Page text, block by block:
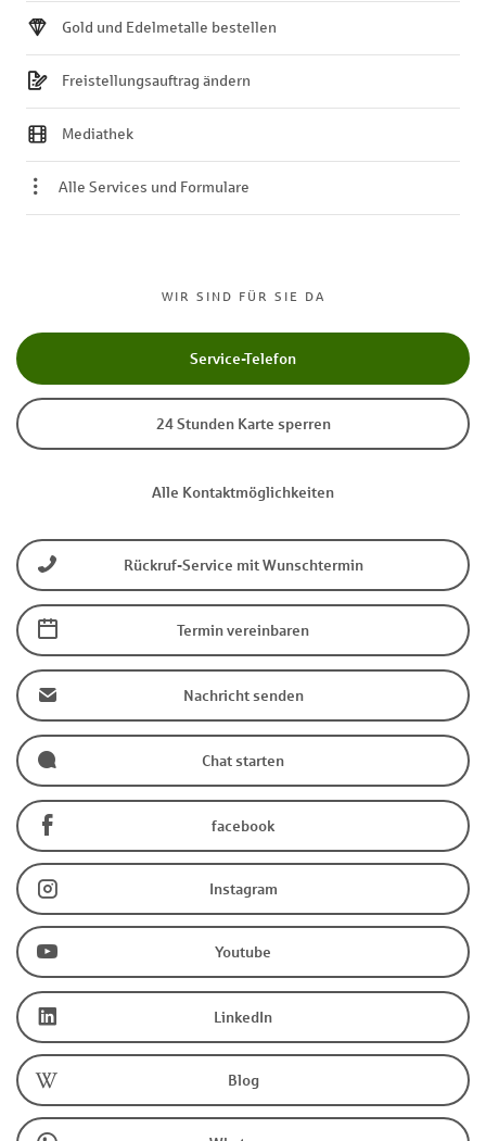
WIR SIND FÜR SIE DA
Service-Telefon
24 Stunden Karte sperren
Alle Kontaktmöglichkeiten
Rückruf-Service mit Wunschtermin
Termin vereinbaren
Nachricht senden
Chat starten
facebook
Instagram
Youtube
LinkedIn
Blog
Gold und Edelmetalle bestellen
Freistellungsauftrag ändern
Mediathek
Alle Services und Formulare